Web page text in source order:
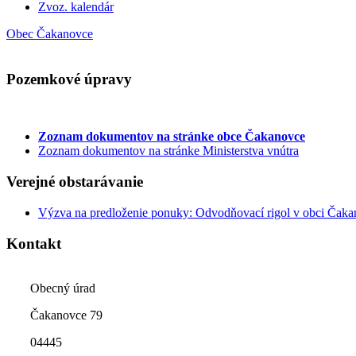
Zvoz. kalendár
Obec Čakanovce
Pozemkové úpravy
Zoznam dokumentov na stránke obce Čakanovce
Zoznam dokumentov na stránke Ministerstva vnútra
Verejné obstarávanie
Výzva na predloženie ponuky: Odvodňovací rigol v obci
Kontakt
Obecný úrad
Čakanovce 79
04445